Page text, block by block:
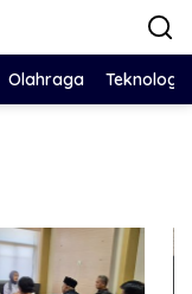
Olahraga Teknologi